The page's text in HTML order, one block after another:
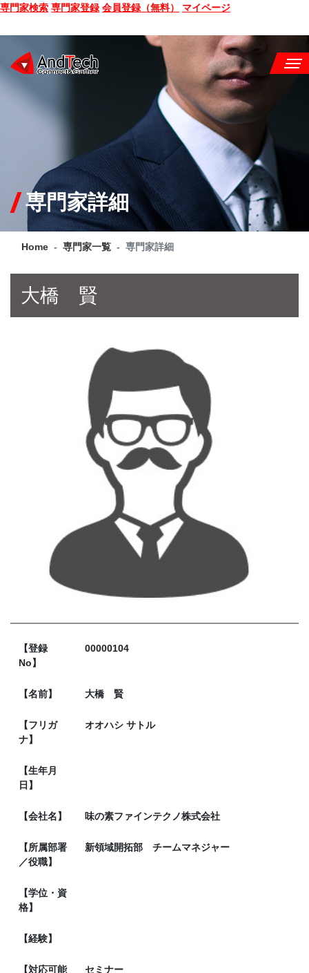
専門家検索 専門家登録 会員登録（無料） マイページ
CONSULTING
SERVICE
COMPANY
Q&A
専門家詳細
Home 専門家一覧 専門家詳細
大橋 賢
【登録
No】
00000104
【名前】 大橋 賢
【フリガ
ナ】
オオハシ サトル
【生年月
日】
【会社名】 味の素ファインテクノ株式会社
【所属部署
／役職】
新領域開拓部 チームマネジャー
【学位・資
格】
【経験】
【対応可能
セミナー